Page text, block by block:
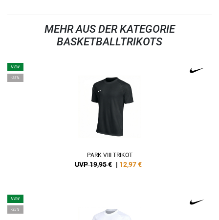
MEHR AUS DER KATEGORIE
BASKETBALLTRIKOTS
NEW
-35%
PARK VIII TRIKOT
UVP 19,95 € | 12,97€
NEW
-35%